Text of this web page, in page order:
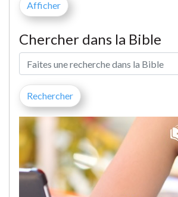
Chercher dans la Bible